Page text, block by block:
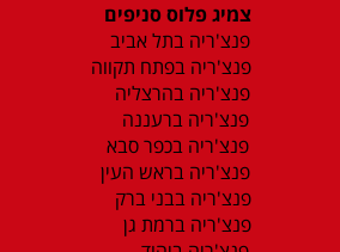
צמיג פלוס סניפים
פנצ'ריה בתל אביב
פנצ'ריה בפתח תקווה
פנצ'ריה בהרצליה
פנצ'ריה ברעננה
פנצ'ריה בכפר סבא
פנצ'ריה בראש העין
פנצ'ריה בבני ברק
פנצ'ריה ברמת גן